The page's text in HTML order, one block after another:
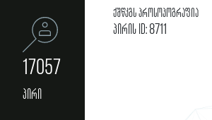
17057
პირი
ქშწკგს პროსოპოგრაფია
პირის ID: 8711